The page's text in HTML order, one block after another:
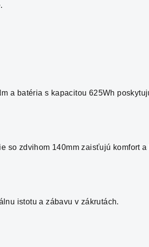
a batéria s kapacitou 625Wh
so zdvihom 140mm zaisťujú komfort a
istotu a zábavu v zákrutách.